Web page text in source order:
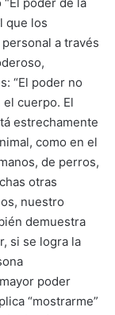
que los
a través
“El poder no
cuerpo. El
estrechamente
como en el
de perros,
otras
nuestro
demuestra
si se logra la
poder
“mostrarme”